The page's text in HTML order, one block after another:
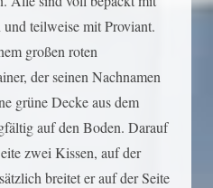
teilweise mit Proviant.
großen roten
der seinen Nachnamen
grüne Decke aus dem
auf den Boden. Darauf
zwei Kissen, auf der
breitet er auf der Seite